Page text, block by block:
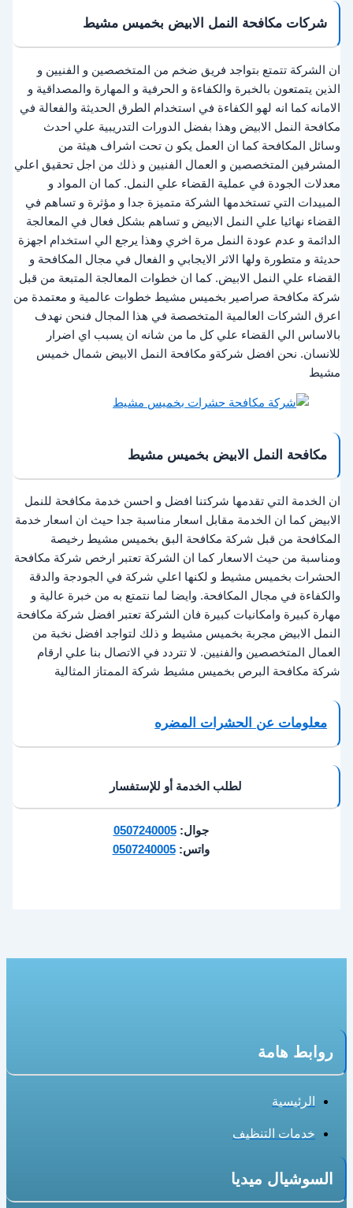
شركات مكافحة النمل الابيض بخميس مشيط
ان الشركة تتمتع بتواجد فريق ضخم من المتخصصين و الفنيين و
الذين يتمتعون بالخبرة والكفاءة و الحرفية و المهارة والمصداقية و
الامانه كما انه لهو الكفاءة في استخدام الطرق الحديثة والفعالة في
مكافحة النمل الابيض وهذا بفضل الدورات التدريبية علي احدث
وسائل المكافحة كما ان العمل يكو ن تحت اشراف هيئة من
المشرفين المتخصصين و العمال الفنيين و ذلك من اجل تحقيق اعلي
معدلات الجودة في عملية القضاء علي النمل. كما ان المواد و
المبيدات التي تستخدمها الشركة متميزة جدا و مؤثرة و تساهم في
القضاء نهائيا علي النمل الابيض و تساهم بشكل فعال في المعالجة
الدائمة و عدم عودة النمل مرة اخري وهذا يرجع الي استخدام اجهزة
حديثة و متطورة ولها الاثر الايجابي و الفعال في مجال المكافحة و
القضاء علي النمل الابيض. كما ان خطوات المعالجة المتبعة من قبل
شركة مكافحة صراصير بخميس مشيط خطوات عالمية و معتمدة من
اعرق الشركات العالمية المتخصصة في هذا المجال فنحن نهدف
بالاساس الي القضاء علي كل ما من شانه ان يسبب اي اضرار
للانسان. نحن افضل شركةو مكافحة النمل الابيض شمال خميس
مشيط
مكافحة النمل الابيض بخميس مشيط
ان الخدمة التي تقدمها شركتنا افضل و احسن خدمة مكافحة للنمل
الابيض كما ان الخدمة مقابل اسعار مناسبة جدا حيث ان اسعار خدمة
المكافحة من قبل شركة مكافحة البق بخميس مشيط رخيصة
ومناسبة من حيث الاسعار كما ان الشركة تعتبر ارخص شركة مكافحة
الحشرات بخميس مشيط و لكنها اعلي شركة في الجودجة والدقة
والكفاءة في مجال المكافحة. وايضا لما نتمتع به من خبرة عالية و
مهارة كبيرة وامكانيات كبيرة فان الشركة تعتبر افضل شركة مكافحة
النمل الابيض مجربة بخميس مشيط و ذلك لتواجد افضل نخبة من
العمال المتخصصين والفنيين. لا تتردد في الاتصال بنا علي ارقام
شركة مكافحة البرص بخميس مشيط شركة الممتاز المثالية
معلومات عن الحشرات المضره
لطلب الخدمة أو للإستفسار
جوال:0507240005
واتس:0507240005
روابط هامة
الرئيسية
خدمات التنظيف
السوشيال ميديا